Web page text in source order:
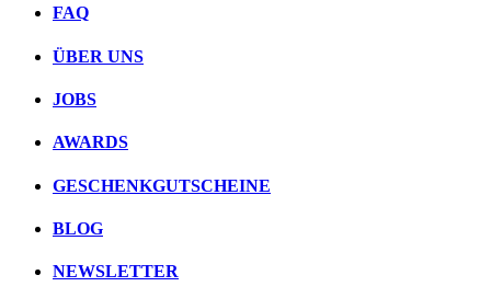
FAQ
ÜBER UNS
JOBS
AWARDS
GESCHENKGUTSCHEINE
BLOG
NEWSLETTER